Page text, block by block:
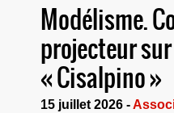
Modélisme.
projecteur sur
« Cisalpino »
15 juillet 2026 -